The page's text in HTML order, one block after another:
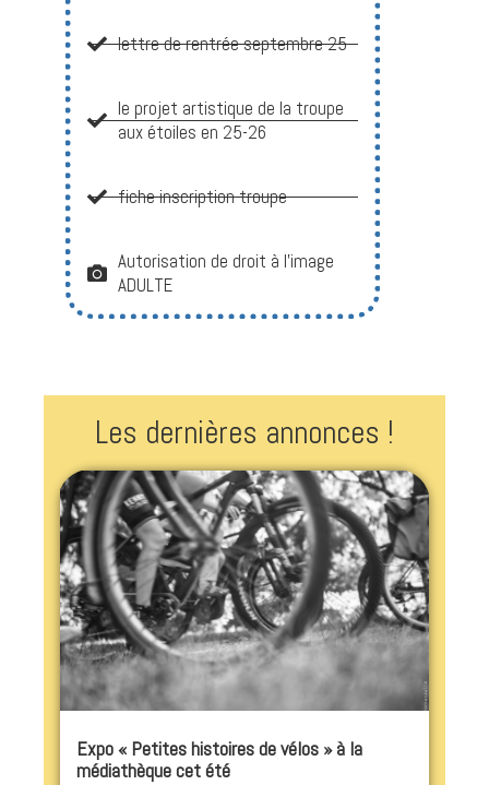
lettre de rentrée septembre 25
le projet artistique de la troupe
aux étoiles en 25-26
fiche inscription troupe
Autorisation de droit à l’image
ADULTE
Les dernières annonces !
Expo « Petites histoires de vélos » à la
médiathèque cet été